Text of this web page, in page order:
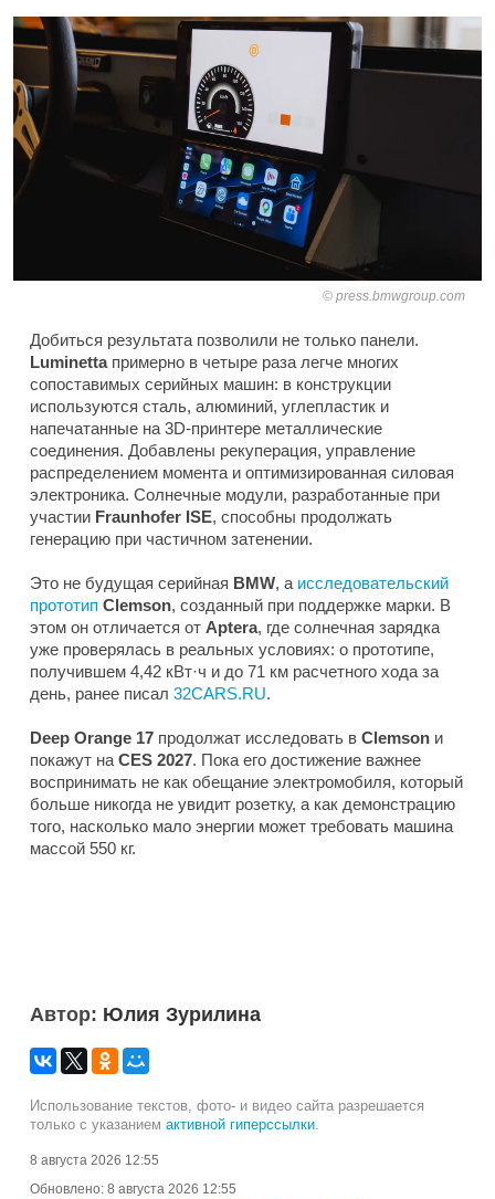
press.bmwgroup.com
Добиться результата позволили не только панели.
Luminettaпримерно в четыре раза легче многих
сопоставимых серийных машин: в конструкции
используются сталь, алюминий, углепластик и
напечатанные на 3D-принтере металлические
соединения. Добавлены рекуперация, управление
распределением момента и оптимизированная силовая
электроника. Солнечные модули, разработанные при
участии Fraunhofer ISE, способны продолжать
генерацию при частичном затенении.
Это не будущая серийная BMW, а исследовательский
прототип Clemson, созданный при поддержке марки. В
этом он отличается от Aptera, где солнечная зарядка
уже проверялась в реальных условиях: о прототипе,
получившем 4,42 кВт·ч и до 71 км расчетного хода за
день, ранее писал 32CARS.RU.
Deep Orange 17 продолжат исследовать в Clemson и
покажут на CES 2027. Пока его достижение важнее
воспринимать не как обещание электромобиля, который
больше никогда не увидит розетку, а как демонстрацию
того, насколько мало энергии может требовать машина
массой 550 кг.
Автор: Юлия Зурилина
Использование текстов, фото- и видео сайта разрешается
только с указанием активной гиперссылки
8 августа 2026 12:55
Обновлено: 8 августа 2026 12:55